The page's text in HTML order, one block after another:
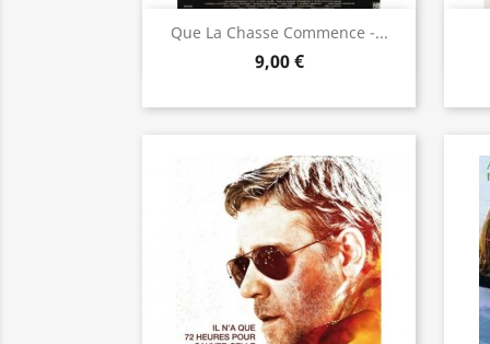
Que La Chasse Commence -...
9,00 €
Aperçu rapide